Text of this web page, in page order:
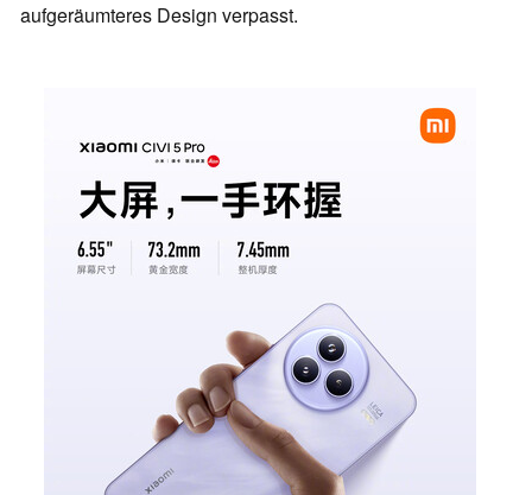
aufgeräumteres Design verpasst.